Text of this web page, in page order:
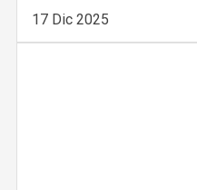
17 Dic 2025